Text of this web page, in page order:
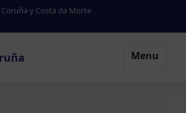
y Costa da Morte
Menu